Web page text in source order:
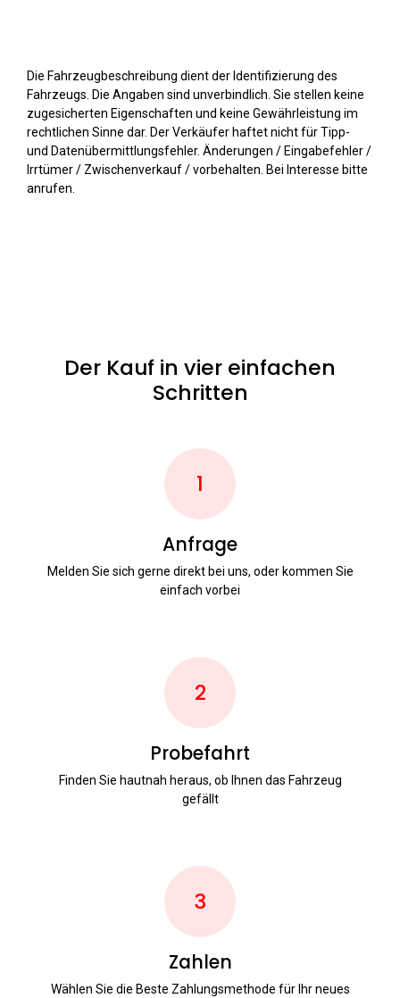
Die Fahrzeugbeschreibung dient der Identifizierung des
Fahrzeugs. Die Angaben sind unverbindlich. Sie stellen keine
zugesicherten Eigenschaften und keine Gewährleistung im
rechtlichen Sinne dar. Der Verkäufer haftet nicht für Tipp-
und Datenübermittlungsfehler. Änderungen / Eingabefehler /
Irrtümer / Zwischenverkauf / vorbehalten. Bei Interesse bitte
anrufen.
Der Kauf in vier einfachen
Schritten
1
Anfrage
Melden Sie sich gerne direkt bei uns, oder kommen Sie
einfach vorbei
2
Probefahrt
Finden Sie hautnah heraus, ob Ihnen das Fahrzeug
gefällt
3
Zahlen
Wählen Sie die Beste Zahlungsmethode für Ihr neues